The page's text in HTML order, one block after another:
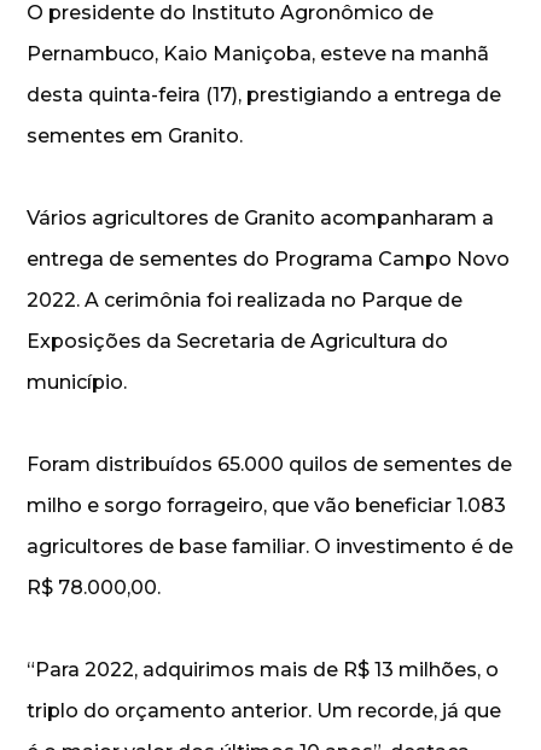
O presidente do Instituto Agronômico de
Pernambuco, Kaio Maniçoba, esteve na manhã
desta quinta-feira (17), prestigiando a entrega de
sementes em Granito.
Vários agricultores de Granito acompanharam a
entrega de sementes do Programa Campo Novo
2022. A cerimônia foi realizada no Parque de
Exposições da Secretaria de Agricultura do
município.
Foram distribuídos 65.000 quilos de sementes de
milho e sorgo forrageiro, que vão beneficiar 1.083
agricultores de base familiar. O investimento é de
R$ 78.000,00.
“Para 2022, adquirimos mais de R$ 13 milhões, o
triplo do orçamento anterior. Um recorde, já que